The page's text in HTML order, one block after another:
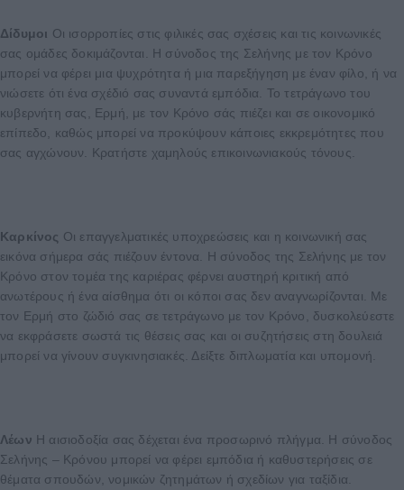
Δίδυμοι Οι ισορροπίες στις φιλικές σας σχέσεις και τις κοινωνικές
σας ομάδες δοκιμάζονται. Η σύνοδος της Σελήνης με τον Κρόνο
μπορεί να φέρει μια ψυχρότητα ή μια παρεξήγηση με έναν φίλο, ή να
νιώσετε ότι ένα σχέδιό σας συναντά εμπόδια. Το τετράγωνο του
κυβερνήτη σας, Ερμή, με τον Κρόνο σάς πιέζει και σε οικονομικό
επίπεδο, καθώς μπορεί να προκύψουν κάποιες εκκρεμότητες που
σας αγχώνουν. Κρατήστε χαμηλούς επικοινωνιακούς τόνους.
Καρκίνος Οι επαγγελματικές υποχρεώσεις και η κοινωνική σας
εικόνα σήμερα σάς πιέζουν έντονα. Η σύνοδος της Σελήνης με τον
Κρόνο στον τομέα της καριέρας φέρνει αυστηρή κριτική από
ανωτέρους ή ένα αίσθημα ότι οι κόποι σας δεν αναγνωρίζονται. Με
τον Ερμή στο ζώδιό σας σε τετράγωνο με τον Κρόνο, δυσκολεύεστε
να εκφράσετε σωστά τις θέσεις σας και οι συζητήσεις στη δουλειά
μπορεί να γίνουν συγκινησιακές. Δείξτε διπλωματία και υπομονή.
Λέων Η αισιοδοξία σας δέχεται ένα προσωρινό πλήγμα. Η σύνοδος
Σελήνης – Κρόνου μπορεί να φέρει εμπόδια ή καθυστερήσεις σε
θέματα σπουδών, νομικών ζητημάτων ή σχεδίων για ταξίδια.